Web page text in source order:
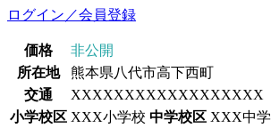
ログイン／会員登録
価格
非公開
所在地
熊本県八代市高下西町
交通
XXXXXXXXXXXXXXXXXX
小学校区 XXX小学校 中学校区 XXX中